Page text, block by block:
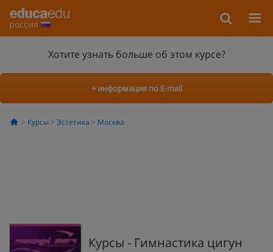
россия
Хотите узнать больше об этом курсе?
+ информация по E-mail
Курсы Эстетика Москва
Курсы - Гимнастика цигун